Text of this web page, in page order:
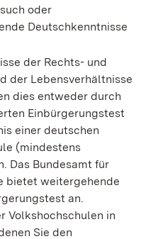
oder
Deutschkenntnisse
der Rechts- und
der Lebensverhältnisse
dies entweder durch
Einbürgerungstest
einer deutschen
(mindestens
Das Bundesamt für
bietet weitergehende
an.
Volkshochschulen in
Sie den